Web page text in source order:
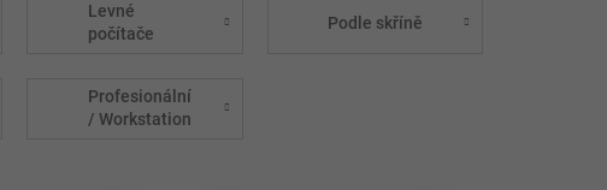
Levné
počítače
Podle skříně
Profesionální
/ Workstation